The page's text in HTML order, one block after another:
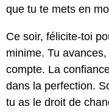
que tu te mets en
Ce soir, félicite-toi
minime. Tu
compte. La
dans la perfection.
tu as le droit de